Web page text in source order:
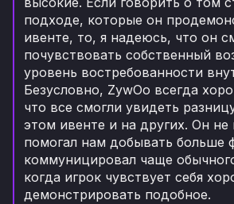
подходе, которые он
ивенте, то, я надеюсь, что он
почувствовать собственный
уровень востребованности
Безусловно, ZywOo всегда
что все смогли увидеть
этом ивенте и на других. Он не
помогал нам добывать больше
коммуницировал чаще
когда игрок чувствует себя
демонстрировать подобное.